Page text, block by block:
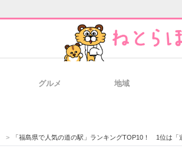
グルメ 地域
> 「福島県で人気の道の駅」ランキングTOP10！ 1位は「道の駅 あいづ 湯川・会津坂下」【2024年8